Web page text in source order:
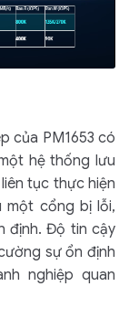
của PM1653 có
hệ thống lưu
tục thực hiện
một cổng bị lỗi,
định. Độ tin cậy
sự ổn định
nghiệp quan